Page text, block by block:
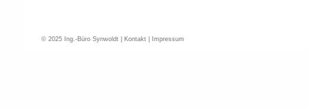
© 2025 Ing.-Büro Synwoldt | Kontakt Impressum